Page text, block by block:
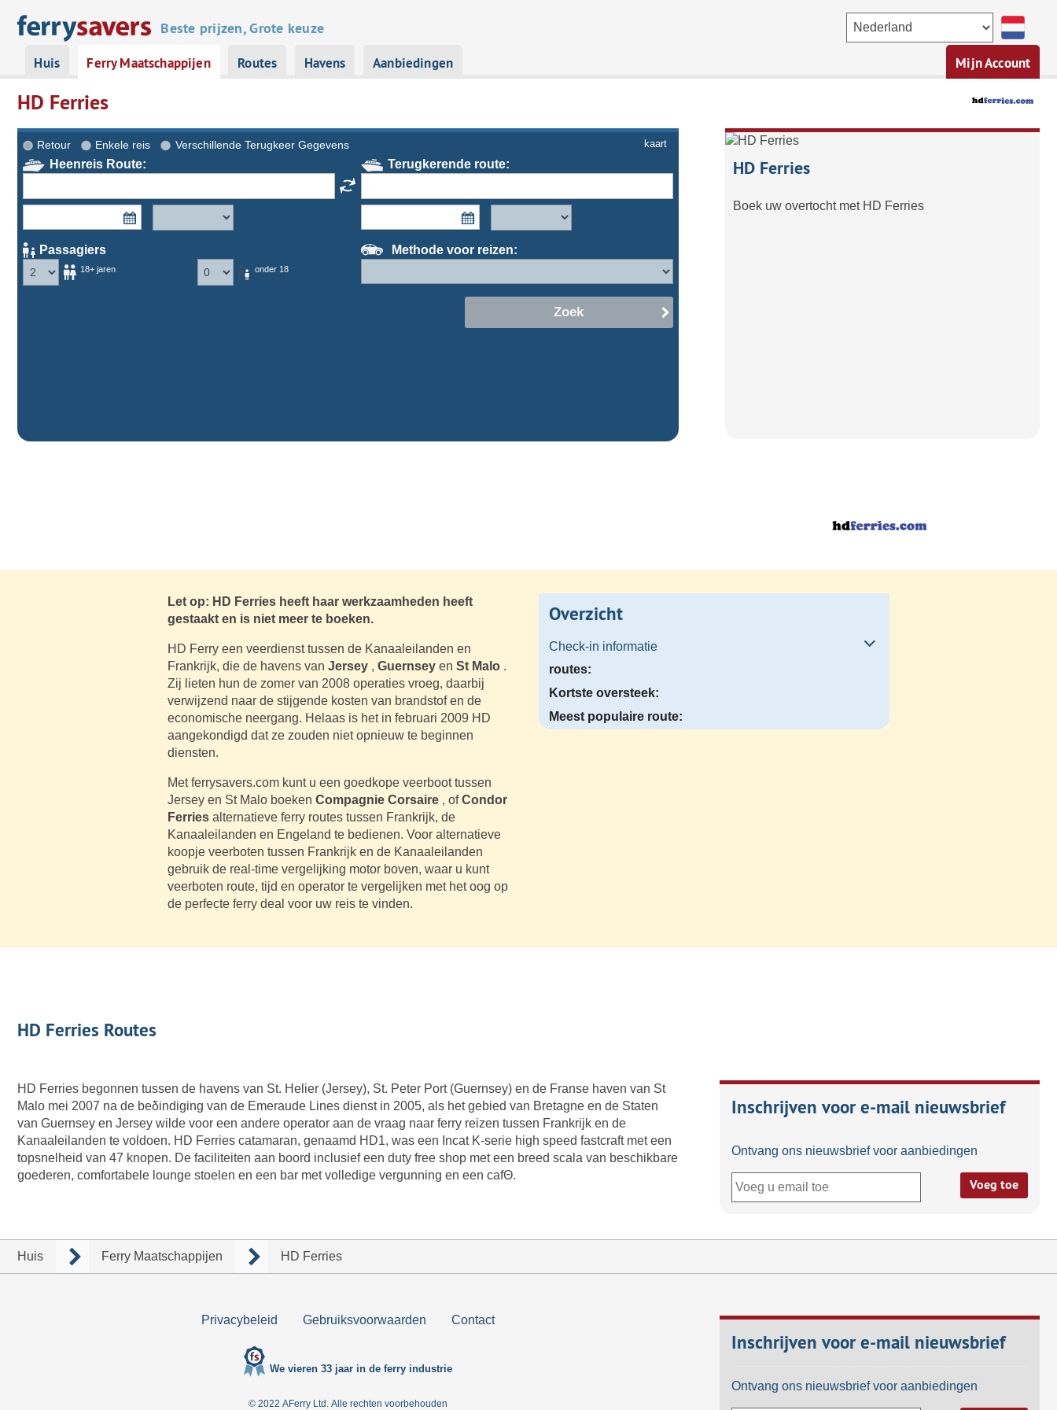
Beste prijzen, Grote keuze
Huis Ferry Maatschappijen Routes Havens Aanbiedingen Mijn Account
HD Ferries
Retour Enkele reis Verschillende Terugkeer Gegevens kaart
Heenreis Route:
Passagiers
18+ jaren onder 18
Methode voor reizen:
Terugkerende route:
Zoek
HD Ferries
Boek uw overtocht met HD Ferries
Let op: HD Ferries heeft haar werkzaamheden heeft
gestaakt en is niet meer te boeken.
HD Ferry een veerdienst tussen de Kanaaleilanden en
Frankrijk, die de havens van Jersey , Guernsey en St Malo .
Zij lieten hun de zomer van 2008 operaties vroeg, daarbij
verwijzend naar de stijgende kosten van brandstof en de
economische neergang. Helaas is het in februari 2009 HD
aangekondigd dat ze zouden niet opnieuw te beginnen
diensten.
Met ferrysavers.com kunt u een goedkope veerboot tussen
Jersey en St Malo boeken Compagnie Corsaire , ofCondor
Ferries alternatieve ferry routes tussen Frankrijk, de
Kanaaleilanden en Engeland te bedienen. Voor alternatieve
koopje veerboten tussen Frankrijk en de Kanaaleilanden
gebruik de real-time vergelijking motor boven, waar u kunt
veerboten route, tijd en operator te vergelijken met het oog op
de perfecte ferry deal voor uw reis te vinden.
Overzicht
Check-in informatie
routes:
Kortste oversteek:
Meest populaire route:
HD Ferries Routes
HD Ferries begonnen tussen de havens van St. Helier (Jersey), St. Peter Port (Guernsey) en de Franse haven van St
Malo mei 2007 na de beδindiging van de Emeraude Lines dienst in 2005, als het gebied van Bretagne en de Staten
van Guernsey en Jersey wilde voor een andere operator aan de vraag naar ferry reizen tussen Frankrijk en de
Kanaaleilanden te voldoen. HD Ferries catamaran, genaamd HD1, was een Incat K-serie high speed fastcraft met een
topsnelheid van 47 knopen. De faciliteiten aan boord inclusief een duty free shop met een breed scala van beschikbare
goederen, comfortabele lounge stoelen en een bar met volledige vergunning en een cafΘ.
Inschrijven voor e-mail nieuwsbrief
Ontvang ons nieuwsbrief voor aanbiedingen
Voeg toe
Huis Ferry Maatschappijen HD Ferries
Privacybeleid Gebruiksvoorwaarden Contact
We vieren 33 jaar in de ferry industrie
© 2022 AFerry Ltd. Alle rechten voorbehouden
Inschrijven voor e-mail nieuwsbrief
Ontvang ons nieuwsbrief voor aanbiedingen